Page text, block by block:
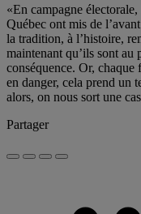
«En campagne
Québec ont mis de
la tradition, à l’histoire,
maintenant qu’ils sont au
conséquence. Or, chaque
en danger, cela prend un
alors, on nous sort une
Partager